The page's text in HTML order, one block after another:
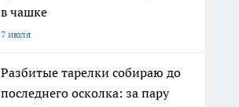
в чашке
7 июля
Разбитые тарелки собираю до
последнего осколка: за пару